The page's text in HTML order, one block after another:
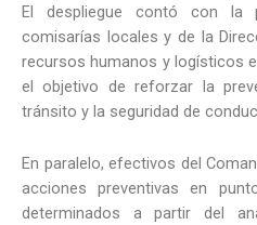
El despliegue contó con la
comisarías locales y de la
recursos humanos y logísticos
el objetivo de reforzar la
tránsito y la seguridad de
En paralelo, efectivos del
acciones preventivas en
determinados a partir del